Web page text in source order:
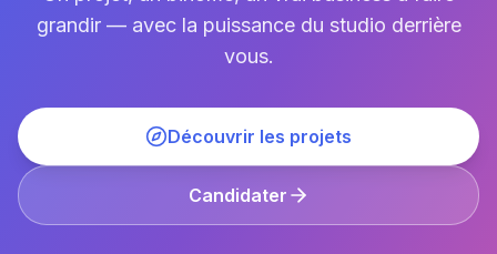
grandir — avec la puissance du studio derrière
vous.
Découvrir les projets
Candidater